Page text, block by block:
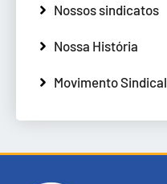
Nossos sindicatos
Nossa História
Movimento Sindical